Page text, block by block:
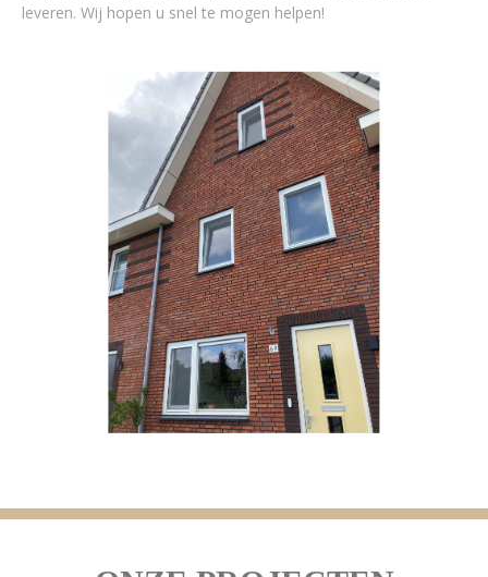
leveren. Wij hopen u snel te mogen helpen!